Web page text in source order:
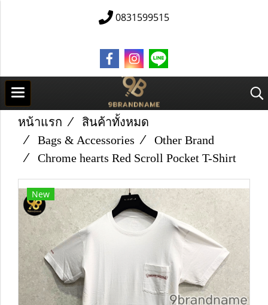
0831599515
หน้าแรก
สินค้าทั้งหมด
Bags & Accessories
Other Brand
Chrome hearts Red Scroll Pocket T-Shirt
New